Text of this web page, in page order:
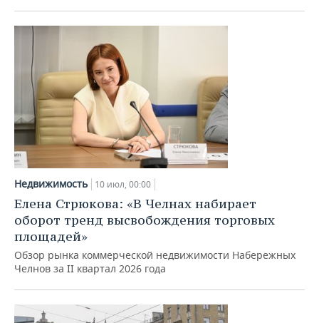
Недвижимость 10 июл, 00:00
Елена Стрюкова: «В Челнах набирает
оборот тренд высвобождения торговых
площадей»
Обзор рынка коммерческой недвижимости Набережных
Челнов за II квартал 2026 года